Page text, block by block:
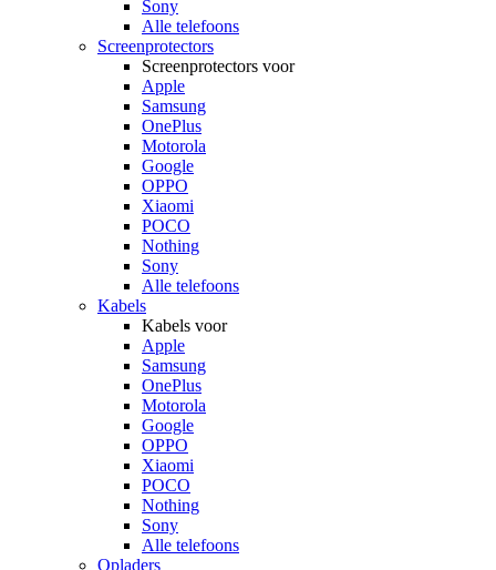
Sony
Alle telefoons
Screenprotectors
Screenprotectors voor
Apple
Samsung
OnePlus
Motorola
Google
OPPO
Xiaomi
POCO
Nothing
Sony
Alle telefoons
Kabels
Kabels voor
Apple
Samsung
OnePlus
Motorola
Google
OPPO
Xiaomi
POCO
Nothing
Sony
Alle telefoons
Opladers